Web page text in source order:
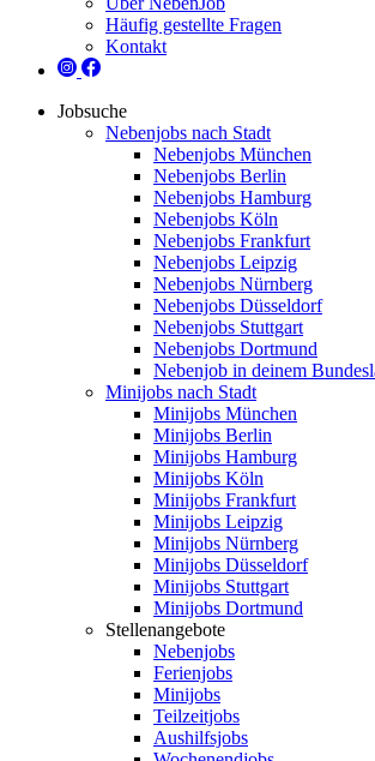
Häufig gestellte Fragen
Kontakt
Jobsuche
Nebenjobs nach Stadt
Nebenjobs München
Nebenjobs Berlin
Nebenjobs Hamburg
Nebenjobs Köln
Nebenjobs Frankfurt
Nebenjobs Leipzig
Nebenjobs Nürnberg
Nebenjobs Düsseldorf
Nebenjobs Stuttgart
Nebenjobs Dortmund
Nebenjob in deinem
Minijobs nach Stadt
Minijobs München
Minijobs Berlin
Minijobs Hamburg
Minijobs Köln
Minijobs Frankfurt
Minijobs Leipzig
Minijobs Nürnberg
Minijobs Düsseldorf
Minijobs Stuttgart
Minijobs Dortmund
Stellenangebote
Nebenjobs
Ferienjobs
Minijobs
Teilzeitjobs
Aushilfsjobs